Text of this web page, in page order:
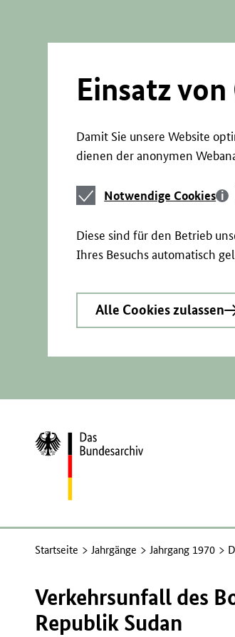
Einsatz
Damit Sie unsere Website
dienen der anonymen
Notwendige
Cookies
Notwendige Cookies
Diese sind für den Betrieb
Ihres Besuchs automatisch
Alle Cookies zulassen
Zur
Startseite
Startseite Jahrgänge Jahrgang 1970
Verkehrsunfall des
Republik Sudan